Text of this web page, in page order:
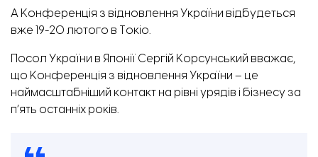
А Конференція з відновлення України відбудеться
вже 19-20 лютого в Токіо.
Посол України в Японії Сергій Корсунський вважає,
що Конференція з відновлення України – це
наймасштабніший контакт на рівні урядів і бізнесу за
п’ять останніх років.